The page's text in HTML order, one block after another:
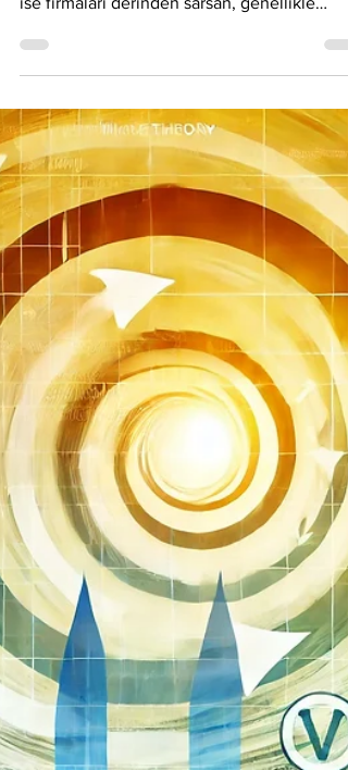
ve Çöküşün Arkasındaki
Gerçekler
Ekonomik Kriz Nedir? Ekonomik kriz, makro
düzeyde bir ülke ekonomisini, mikro
ise firmaları derinden sarsan, genellikle
aniden ve...